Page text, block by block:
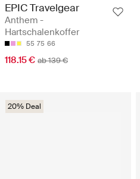
EPIC Travelgear
Anthem -
Hartschalenkoffer
55 75 66
118.15 € ab 139 €
20% Deal